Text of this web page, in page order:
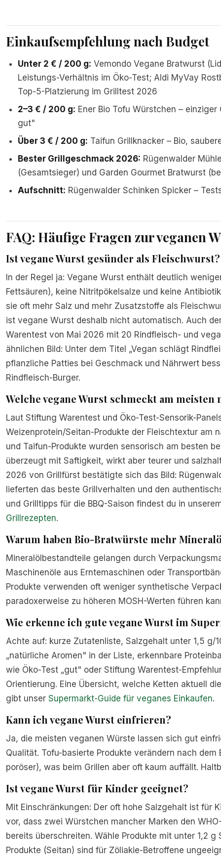
Einkaufsempfehlung nach Budget
Unter 2 € / 200 g: Vemondo Vegane Bratwurst
Leistungs-Verhältnis im Öko-Test; Aldi MyVay
Top-5-Platzierung im Grilltest 2026
2–3 € / 200 g: Ener Bio Tofu Würstchen –
gut"
Über 3 € / 200 g: Taifun Grillknacker – Bio,
Bester Grillgeschmack 2026: Rügenwalder
(Gesamtsieger) und Garden Gourmet Bratwurst
Aufschnitt: Rügenwalder Schinken Spicker –
FAQ: Häufige Fragen zur veganen
Ist vegane Wurst gesünder als Fleischwurst?
In der Regel ja: Vegane Wurst enthält deutlich
Fettsäuren), keine Nitritpökelsalze und keine
sie oft mehr Salz und mehr Zusatzstoffe als
ist vegane Wurst deshalb nicht automatisch. Auch
Warentest von Mai 2026 mit 20 Rindfleisch- und
ähnlichen Bild: Unter dem Titel „Vegan schlägt
pflanzliche Patties bei Geschmack und Nährwert
Rindfleisch-Burger.
Welche vegane Wurst schmeckt am meisten
Laut Stiftung Warentest und Öko-Test-Sensorik-
Weizenprotein/Seitan-Produkte der Fleischtextur am
und Taifun-Produkte wurden sensorisch am besten
überzeugt mit Saftigkeit, wirkt aber teurer und
2026 von Grillfürst bestätigte sich das Bild:
lieferten das beste Grillverhalten und den
und Grilltipps für die BBQ-Saison findest du in
Grillrezepten.
Warum haben Bio-Bratwürste mehr
Mineralölbestandteile gelangen durch
Maschinenöle aus Erntemaschinen oder
Produkte verwenden oft weniger synthetische
paradoxerweise zu höheren MOSH-Werten führen
Wie erkenne ich gute vegane Wurst im
Achte auf: kurze Zutatenliste, Salzgehalt unter 1,5 g/
„natürliche Aromen" in der Liste, erkennbare
wie Öko-Test „gut" oder Stiftung Warentest-
Orientierung. Eine Übersicht, welche Ketten aktuell
gibt unser Supermarkt-Guide für veganes Einkaufen.
Kann ich vegane Wurst einfrieren?
Ja, die meisten veganen Würste lassen sich gut
Qualität. Tofu-basierte Produkte verändern nach
poröser), was beim Grillen aber oft kaum auffällt.
Ist vegane Wurst für Kinder geeignet?
Mit Einschränkungen: Der oft hohe Salzgehalt ist für
vor, dass zwei Würstchen mancher Marken den
bereits überschreiten. Wähle Produkte mit unter 1,2 g
Produkte (Seitan) sind für Zöliakie-Betroffene